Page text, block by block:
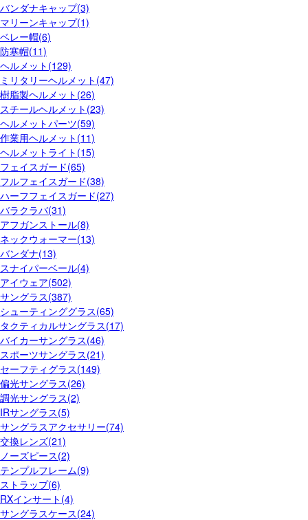
バンダナキャップ(3)
マリーンキャップ(1)
ベレー帽(6)
防寒帽(11)
ヘルメット(129)
ミリタリーヘルメット(47)
樹脂製ヘルメット(26)
スチールヘルメット(23)
ヘルメットパーツ(59)
作業用ヘルメット(11)
ヘルメットライト(15)
フェイスガード(65)
フルフェイスガード(38)
ハーフフェイスガード(27)
バラクラバ(31)
アフガンストール(8)
ネックウォーマー(13)
バンダナ(13)
スナイパーベール(4)
アイウェア(502)
サングラス(387)
シューティンググラス(65)
タクティカルサングラス(17)
バイカーサングラス(46)
スポーツサングラス(21)
セーフティグラス(149)
偏光サングラス(26)
調光サングラス(2)
IRサングラス(5)
サングラスアクセサリー(74)
交換レンズ(21)
ノーズピース(2)
テンプルフレーム(9)
ストラップ(6)
RXインサート(4)
サングラスケース(24)